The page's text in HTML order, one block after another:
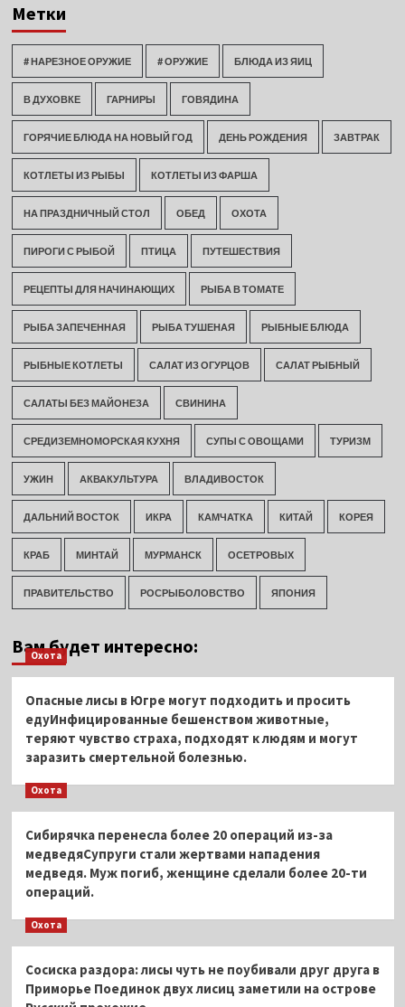
Метки
# НАРЕЗНОЕ ОРУЖИЕ # ОРУЖИЕ БЛЮДА ИЗ ЯИЦ
В ДУХОВКЕ ГАРНИРЫ ГОВЯДИНА
ГОРЯЧИЕ БЛЮДА НА НОВЫЙ ГОД ДЕНЬ РОЖДЕНИЯ ЗАВТРАК
КОТЛЕТЫ ИЗ РЫБЫ КОТЛЕТЫ ИЗ ФАРША
НА ПРАЗДНИЧНЫЙ СТОЛ ОБЕД ОХОТА
ПИРОГИ С РЫБОЙ ПТИЦА ПУТЕШЕСТВИЯ
РЕЦЕПТЫ ДЛЯ НАЧИНАЮЩИХ РЫБА В ТОМАТЕ
РЫБА ЗАПЕЧЕННАЯ РЫБА ТУШЕНАЯ РЫБНЫЕ БЛЮДА
РЫБНЫЕ КОТЛЕТЫ САЛАТ ИЗ ОГУРЦОВ САЛАТ РЫБНЫЙ
САЛАТЫ БЕЗ МАЙОНЕЗА СВИНИНА
СРЕДИЗЕМНОМОРСКАЯ КУХНЯ СУПЫ С ОВОЩАМИ ТУРИЗМ
УЖИН АКВАКУЛЬТУРА ВЛАДИВОСТОК
ДАЛЬНИЙ ВОСТОК ИКРА КАМЧАТКА КИТАЙ КОРЕЯ
КРАБ МИНТАЙ МУРМАНСК ОСЕТРОВЫХ
ПРАВИТЕЛЬСТВО РОСРЫБОЛОВСТВО ЯПОНИЯ
Вам будет интересно:
Охота
Опасные лисы в Югре могут подходить и просить
едуИнфицированные бешенством животные,
теряют чувство страха, подходят к людям и могут
заразить смертельной болезнью.
Охота
Сибирячка перенесла более 20 операций из-за
медведяСупруги стали жертвами нападения
медведя. Муж погиб, женщине сделали более 20-ти
операций.
Охота
Сосиска раздора: лисы чуть не поубивали друг друга в
Приморье Поединок двух лисиц заметили на острове